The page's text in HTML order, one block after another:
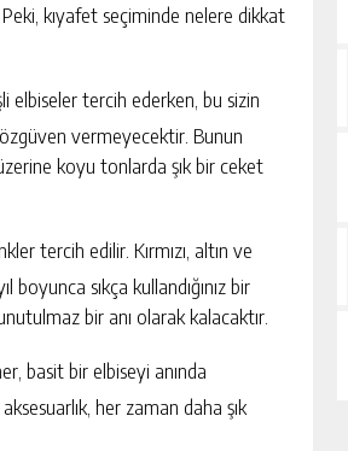
Peki, kıyafet seçiminde nelere dikkat
elbiseler tercih ederken, bu sizin
vermeyecektir. Bunun
koyu tonlarda şık bir ceket
tercih edilir. Kırmızı, altın ve
sıkça kullandığınız bir
bir anı olarak kalacaktır.
basit bir elbiseyi anında
her zaman daha şık